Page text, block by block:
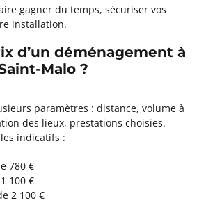
gagner du temps, sécuriser vos
installation.
d’un déménagement à
Malo ?
paramètres : distance, volume à
des lieux, prestations choisies.
indicatifs :
780 €
100 €
2 100 €